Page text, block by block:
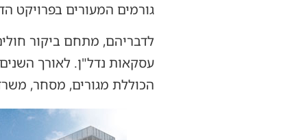
גורמים המעורים בפרויקט
לדבריהם, מתחם ביקור
עסקאות נדל"ן. לאורך
הכוללת מגורים, מסחר,